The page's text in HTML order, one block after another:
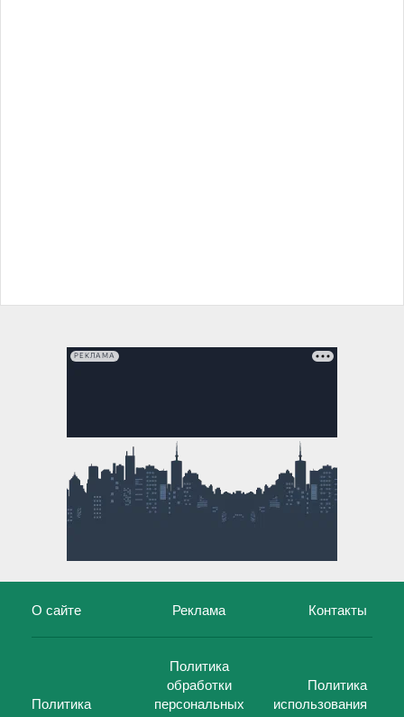
РЕКЛАМА
О сайте Реклама Контакты
Политика
Политика
обработки
персональных
Политика
использования